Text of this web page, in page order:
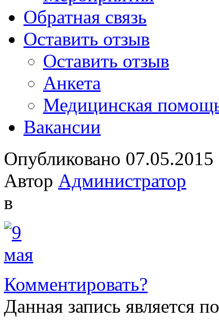
Обратная связь
Оставить отзыв
Оставить отзыв
Анкета
Медицинская
Вакансии
Опубликовано 07.05.2015
Автор Администратор
в
Комментировать?
Данная запись является